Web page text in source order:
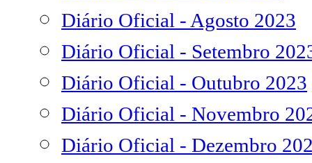
Diário Oficial - Agosto 2023
Diário Oficial - Setembro
Diário Oficial - Outubro 2023
Diário Oficial - Novembro
Diário Oficial - Dezembro